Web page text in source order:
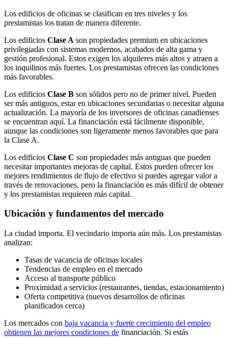
Los edificios de oficinas se clasifican en tres niveles y los
prestamistas los tratan de manera diferente.
Los edificios Clase A son propiedades premium en ubicaciones
privilegiadas con sistemas modernos, acabados de alta gama y
gestión profesional. Estos exigen los alquileres más altos y atraen a
los inquilinos más fuertes. Los prestamistas ofrecen las condiciones
más favorables.
Los edificios Clase B son sólidos pero no de primer nivel. Pueden
ser más antiguos, estar en ubicaciones secundarias o necesitar alguna
actualización. La mayoría de los inversores de oficinas canadienses
se encuentran aquí. La financiación está fácilmente disponible,
aunque las condiciones son ligeramente menos favorables que para
la Clase A.
Los edificios Clase C son propiedades más antiguas que pueden
necesitar importantes mejoras de capital. Estos pueden ofrecer los
mejores rendimientos de flujo de efectivo si puedes agregar valor a
través de renovaciones, pero la financiación es más difícil de obtener
y los prestamistas requieren más capital.
Ubicación y fundamentos del mercado
La ciudad importa. El vecindario importa aún más. Los prestamistas
analizan:
Tasas de vacancia de oficinas locales
Tendencias de empleo en el mercado
Acceso al transporte público
Proximidad a servicios (restaurantes, tiendas, estacionamiento)
Oferta competitiva (nuevos desarrollos de oficinas
planificados cerca)
Los mercados con baja vacancia y fuerte crecimiento del empleo
obtienen las mejores condiciones de financiación. Si estás